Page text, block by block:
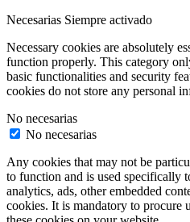
Necesarias Siempre activado
Necessary cookies are absolutely
function properly. This category
basic functionalities and security
cookies do not store any personal
No necesarias
No necesarias
Any cookies that may not be
to function and is used specifically
analytics, ads, other embedded
cookies. It is mandatory to procure